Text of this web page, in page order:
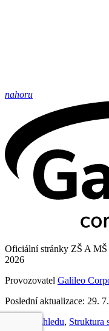
nahoru
Oficiální stránky ZŠ A
2026
Provozovatel Galileo
Poslední aktualizace: 29.
Změna vzhledu, Struktura